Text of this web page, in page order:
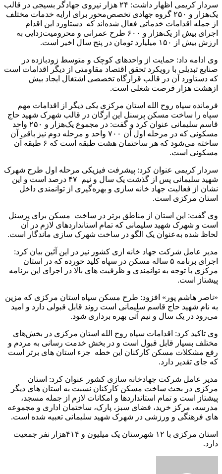
سردار کریمی اظهار داشت: ۲۴ هزار نیروی جهادگر بسیجی در قالب
یک‌هزار و ۲۵۰ گروه جهادی تخصص‌محور برای ارایه خدمات مختلف
از جمله اقدامات خدماتی فعال شده‌اند که دستاورد این اقدام
اجرای بیش از یک‌هزار و ۶۰۰ طرح عمرانی و محرومیت‌زدایی به
ارزش بیش از ۱۵۰ میلیارد تومان در پنج سال اخیر است.
وی ادامه داد: حمایت از واحدهای کوچک و متوسط زودبازده در
صنایع تبدیلی با رویکرد تحقق اقتصاد مقاومتی از دیگر اقدامات است
که دستاورد آن در قالب قرارگاه تخصصی اشتغال ایجاد بیش
ازهشت هزار فرصت شغلی است.
فرمانده سپاه روح الله استان مرکزی یکی دیگر از اقدامات مهم
سپاه را ساخت مسکن پرسنل این ارگان در قالب شهرک شهید حاج
قاسم سلیمانی عنوان کرد و گفت: در مجموع یک‌هزار و ۲۵۰ واحد
مسکونی که در مرحله اول آن ۷۰۰ واحد و مرحله دوم نیز باقی آن
ساخته می‌شود که هر ساختمان هشت طبقه است که ۶ طبقه آن
مسکونی است.
سردار کریمی عنوان کرد: پیشرفت فیزیکی مرحله اول طرح شهرک
شهید سلیمانی پس از گذشت یک سال و نیم ۴۷ درصد است و این
نشان از فعالیت جهاد خانه سازی و بهره‌گیری از توانمندی داخل
استان مرکزی است.
وی گفت: این استان از مناطق برتر در ساخت مسکن برای پرسنل
است و شهرک شهید سلیمانی که تمام استانداردهای لازم در آن
لحاظ شده به‌عنوان یک الگو در ساخت شهرک سازی ماندگار است.
مدیر عامل شرکت جهاد خانه ‌ازی کشور نیز در این آئین بیان کرد:
اجرای برنامه ۵ ساله مسکن در سپاه کلید خورده که در استان
مرکزی با توجه به توانمندی و ظرفیت های بالا در اجرای این برنامه
پیشتاز است.
«ناصر هاشم پور» افزود: طرح مسکن سپاه استان مرکزی که مزین
به نام شهید حاج قاسم‌ سلیمانی است روند قابل قبولی دارد و امید
می‌رود در یک سال و نیم آتی بهره برداری شود.
وی تاکید کرد: اقدامات سپاه روح الله استان مرکزی در بخش‌های
مختلف بسیار قابل قبول است و در بخش خدمت رسانی به مردم و
رفع مشکلات مسکن کارکنان این خطه جزء استان های برتر است
که جای تقدیر دارد.
مدیر عامل شرکت جهادخانه سازی کشور عنوان کرد: استان
مرکزی در بحث ساخت مسکن کارکنان نسبت به استان های دیگر
پیشتاز است و تمام استانداردها و امکانات لازم از جمله مسجد،
مدرسه، مرکز خرید، فضای سبز، پارک، ساختمان اداری و مجموعه
های فرهنگی و ورزشی در شهرک شهید سلیمانی تعبیه شده است.
استان مرکزی با ۱۲ شهرستان یک میلیون و ۴۱۴هزار نفر جمعیت
دارد.